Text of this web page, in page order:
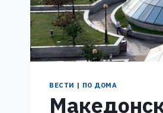
ВЕСТИ | ПО ДОМА